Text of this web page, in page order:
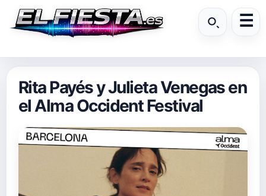
Rita Payés y Julieta Venegas en
el Alma Occident Festival